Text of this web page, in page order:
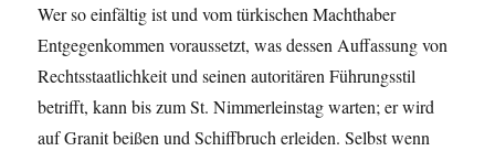
Wer so einfältig ist und vom türkischen Machthaber
Entgegenkommen voraussetzt, was dessen Auffassung von
Rechtsstaatlichkeit und seinen autoritären Führungsstil
betrifft, kann bis zum St. Nimmerleinstag warten; er wird
auf Granit beißen und Schiffbruch erleiden. Selbst wenn